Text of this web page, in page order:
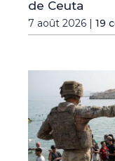
de Ceuta
7 août 2026 | 19